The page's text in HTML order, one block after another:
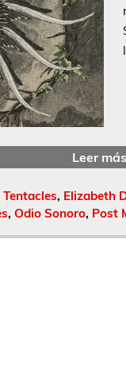
Leer más
, Elizabeth
, Odio Sonoro, Post